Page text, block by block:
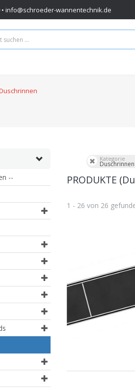
info@schroeder-wannentechnik.de
--
Kategorie
Duschrinnen
PRODUKTE
1 - 26 von 26